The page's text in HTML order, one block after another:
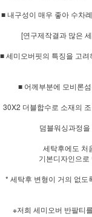
■ 내구성이 매우 좋아 수차
[연구제작결과 많은
■ 세미오버핏의 특징을 고
■ 어께부분에 모비론
30X2 더블합수로 소재의
덤블워싱과정
세탁후에도 처
기본디자인으
* 세탁후 변형이 거의 없도
※저희 세미오버 반팔티